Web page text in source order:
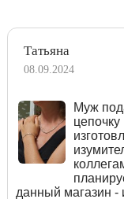
Татьяна
08.09.2024
Муж
данный магазин -